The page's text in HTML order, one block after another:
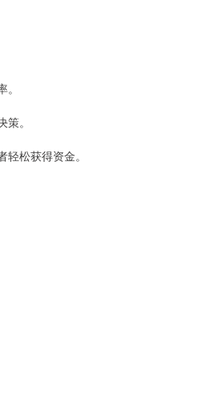
。
松获得资金。